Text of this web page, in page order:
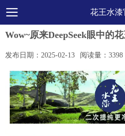
花王水漆
Wow~原来DeepSeek眼中的
发布日期： 2025-02-13 阅读量： 3398